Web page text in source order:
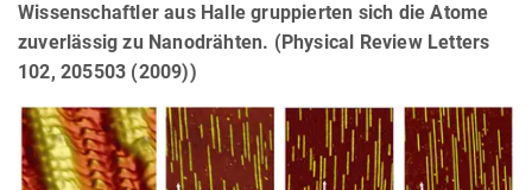
Wissenschaftler aus Halle gruppierten sich die Atome
zuverlässig zu Nanodrähten. (Physical Review Letters
102, 205503 (2009))